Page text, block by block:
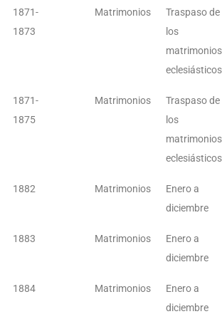
1871-
1873
Matrimonios
Traspaso de
los
matrimonios
1871-
1875
Matrimonios
Traspaso de
los
matrimonios
1882 Matrimonios
Enero a
diciembre
1883 Matrimonios
Enero a
diciembre
1884 Matrimonios
Enero a
diciembre